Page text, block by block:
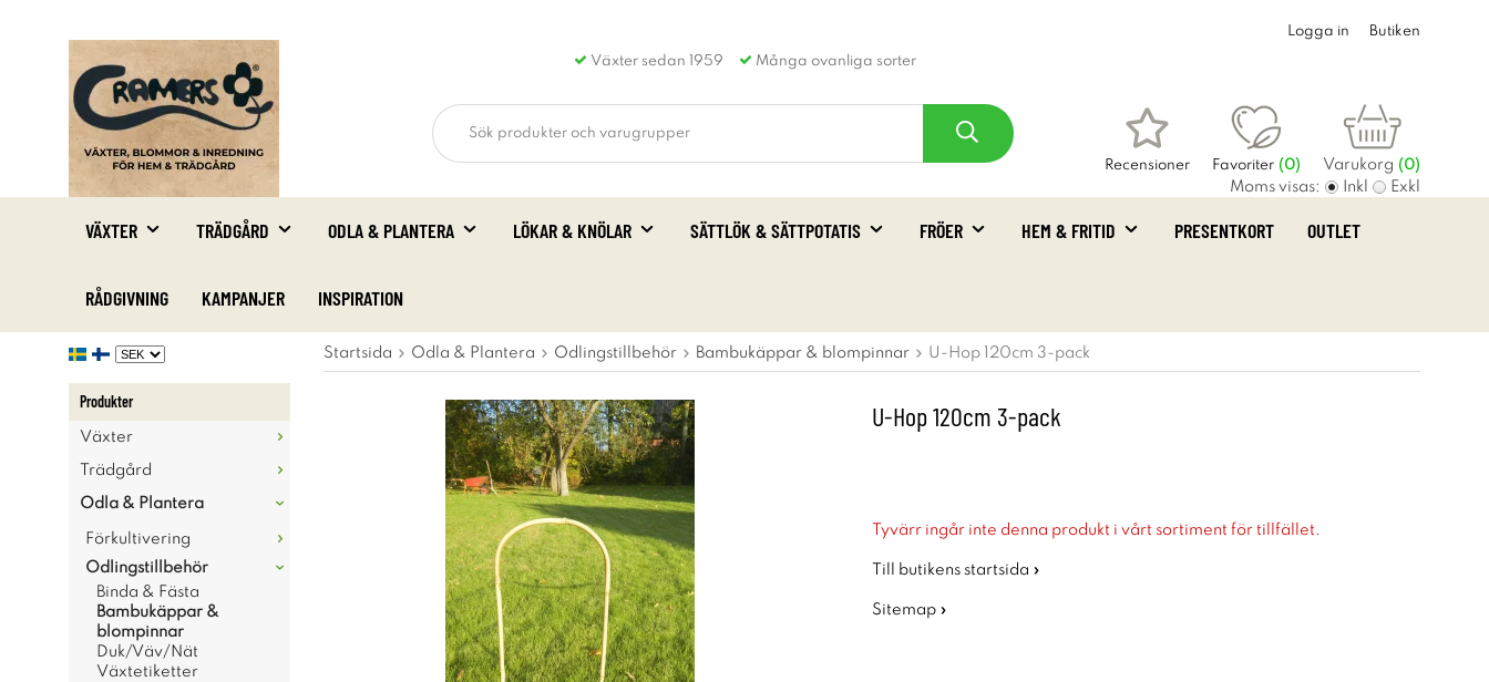
Växter sedan 1959 Många ovanliga sorter
Logga in Butiken
Recensioner Favoriter (0) Varukorg (0)
Moms visas: Inkl Exkl
VÄXTER TRÄDGÅRD ODLA & PLANTERA LÖKAR & KNÖLAR SÄTTLÖK & SÄTTPOTATIS FRÖER HEM & FRITID PRESENTKORT OUTLET
RÅDGIVNING KAMPANJER INSPIRATION
Produkter
Växter
Trädgård
Odla & Plantera
Förkultivering
Odlingstillbehör
Binda & Fästa
Bambukäppar &
blompinnar
Duk/Väv/Nät
Växtetiketter
Startsida Odla & Plantera Odlingstillbehör Bambukäppar & blompinnar U-Hop 120cm 3-pack
U-Hop 120cm 3-pack
Tyvärr ingår inte denna produkt i vårt sortiment för tillfället.
Till butikens startsida »
Sitemap »